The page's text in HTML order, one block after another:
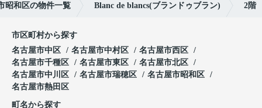
昭和区の物件一覧 Blanc de blancs(ブランドゥブラン) 2階
市区町村から探す
名古屋市中区
名古屋市中村区
名古屋市西区
名古屋市千種区
名古屋市東区
名古屋市北区
名古屋市中川区
名古屋市瑞穂区
名古屋市昭和区
名古屋市熱田区
町名から探す